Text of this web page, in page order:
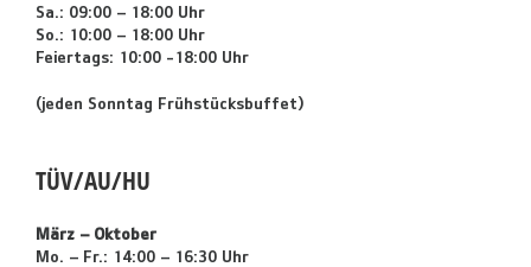
Sa.: 09:00 – 18:00 Uhr
So.: 10:00 – 18:00 Uhr
Feiertags: 10:00 -18:00 Uhr
(jeden Sonntag Frühstücksbuffet)
TÜV/AU/HU
März – Oktober
Mo. – Fr.: 14:00 – 16:30 Uhr